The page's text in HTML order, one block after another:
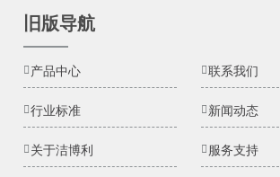
旧版导航
产品中心 联系我们
行业标准 新闻动态
关于洁博利 服务支持